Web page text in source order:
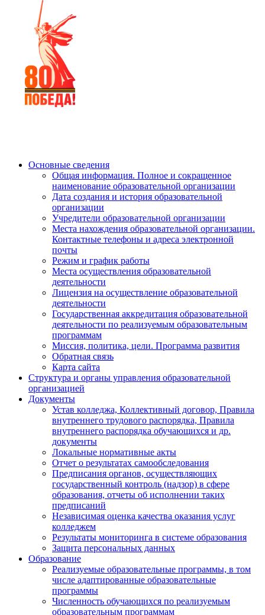
Основные сведения
Общая информация. Полное и сокращенное
наименование образовательной организации
Дата создания и история образовательной
организации
Учредители образовательной организации
Места нахождения образовательной организации.
Контактные телефоны и адреса электронной
почты
Режим и график работы
Места осуществления образовательной
деятельности
Лицензия на осуществление образовательной
деятельности
Государственная аккредитация образовательной
деятельности по реализуемым образовательным
программам
Миссия, политика, цели. Программа развития
Обратная связь
Карта сайта
Структура и органы управления образовательной
организацией
Документы
Устав колледжа, Коллективный договор, Правила
внутреннего трудового распорядка, Правила
внутреннего распорядка обучающихся и др.
документы
Локальные нормативные акты
Отчет о результатах самообследования
Предписания органов, осуществляющих
государственный контроль (надзор) в сфере
образования, отчеты об исполнении таких
предписаний
Независимая оценка качества оказания услуг
колледжем
Результаты мониторинга в системе образования
Защита персональных данных
Образование
Реализуемые образовательные программы, в том
числе адаптированные образовательные
программы
Численность обучающихся по реализуемым
образовательным программам